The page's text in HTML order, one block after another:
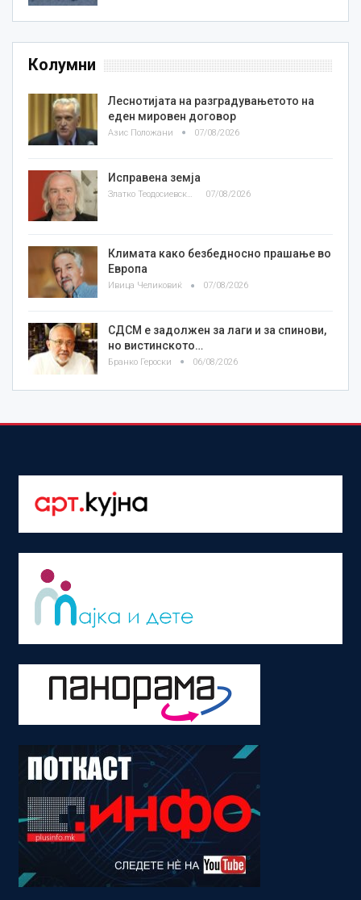
Колумни
Леснотијата на разградувањетото на
еден мировен договор
Азис Положани 07/08/2026
Исправена земја
Златко Теодосиевски 07/08/2026
Климата како безбедносно прашање во
Европа
Ивица Челиковиќ 07/08/2026
СДСМ е задолжен за лаги и за спинови,
но вистинското…
Бранко Героски 06/08/2026